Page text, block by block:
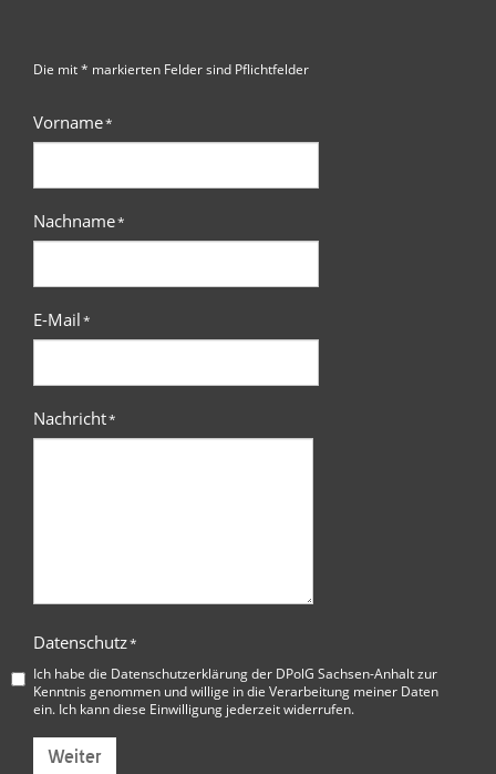
Die mit * markierten Felder sind Pflichtfelder
Vorname*
Nachname*
E-Mail*
Nachricht*
Datenschutz*
Ich habe die Datenschutzerklärung der DPolG Sachsen-Anhaltzur
Kenntnis genommen und willige in die Verarbeitung meiner Daten
ein. Ich kann diese Einwilligung jederzeit widerrufen.
Weiter